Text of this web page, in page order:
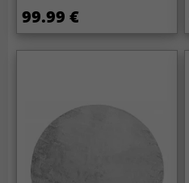
99.99 €